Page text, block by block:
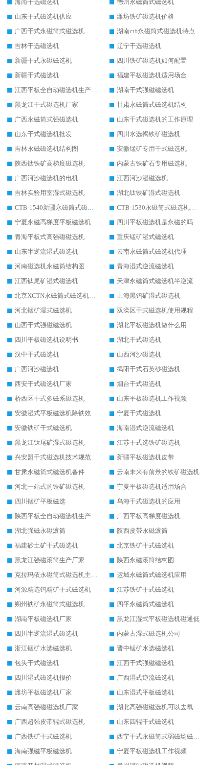
海南干选磁选机
德州永磁筒式磁选机
山东干式磁选机供应
潍坊铁矿磁选机价格
广西干式永磁筒式磁选机
湖南ctb永磁筒式磁选机特点
吉林干选磁选机
辽宁干选磁选机
新疆干式永磁磁选机
四川铁矿磁选机如何配置
新疆干式磁选机
福建平板磁选机适用场合
江西平板全自动磁选机生产厂家
湖南干式强磁磁选机
黑龙江干式磁选机厂家
甘肃永磁筒式磁选机结构
广西永磁筒式强磁选机
山东干式磁选机的工作原理
山东干式磁选机批发
四川水选褐铁矿磁选机
吉林永磁磁选机结构图
安徽锰矿专用干式磁选机
陕西钛铁矿高梯度磁选机
内蒙古铁矿石专用磁选机
广西河沙磁选机的电机
江西河沙湿磁选机
吉林实验用室湿式磁选机
湖北钛铁矿湿式磁选机
CTB-1540新疆永磁筒式磁选机
CTB-1530永磁筒式磁选机代理商
宁夏永磁高梯度平板磁选机
四川平板磁选机是永磁的吗
青海平板式高强磁磁选机
重庆锰矿湿式磁选机
山东半逆流湿式磁选机
云南永磁筒式磁选机代理
河南磁选机永磁筒结构图
青海湿式逆流磁选机
江西钛尾矿湿式磁选机
天津永磁筒式磁选机半逆流
北京XCTN永磁筒式磁选机磁块位置
上海黑钨矿湿式磁选机
河北锰矿湿式磁选机
双滦区干式磁选机使用规程
山西干式强磁磁选机
湖北平板磁选机做什么用
四川平板磁选机说明书
湖北干式磁选机
汉中干式磁选机
山西河沙磁选机
广西河沙磁选机
揭阳干式石英砂磁选机
西安干式磁选机厂家
烟台干式磁选机
桥西区干式多磁系磁选机
山东平板磁选机工作视频
安徽湿式平板磁选机除铁效果怎么样
宁夏干式磁选机
安徽铁矿干式磁选机
海南湿式逆流磁选机
黑龙江钛尾矿湿式磁选机
江苏干式选铁矿磁选机
兴安盟干式磁选机技术规范
新疆平板磁选机皮带
甘肃永磁筒式磁选机备件
云南未来有前景的铁矿磁选机
河北一站式的铁矿磁选机
宁夏平板磁选机适用场合
四川锰矿平板磁选
乌海干式磁选机的应用
陕西平板全自动磁选机生产厂家
广西平板高梯度磁选机
湖北强磁永磁滚筒
陕西皮带永磁滚筒
福建砂土矿干式磁选机
北京铁矿干式磁选机
黑龙江强磁滚筒生产厂家
陕西永磁滚筒结构图
克拉玛依永磁筒式磁选机主要技术参数
运城永磁筒式磁选机应用
河源精选钨精矿干式磁选机
江苏铁矿干式磁选机
朔州铁矿永磁筒式磁选机
四平永磁筒式磁选机
湖南平板磁选机厂家
黑龙江湿式平板磁选机磁通低
四川半逆流湿式磁选机
内蒙古湿式磁选机公司
浙江锰矿水选磁选机
晋中锰矿水选磁选机
包头干式磁选机
江西干式强磁磁选机
四川湿式磁选机报价
广西湿式逆流磁选机
潍坊平板磁选机厂家
山东湿式平板磁选机
云南高强磁磁选机厂家
湖北高强磁磁选机可以去氧化铝
广西超强皮带辊式磁选机
山东四辊干式磁选机
广西铁矿干式磁选机
西宁干式永磁筒式弱磁场磁选机结构图
海南强磁平板磁选机
宁夏平板磁选机工作视频